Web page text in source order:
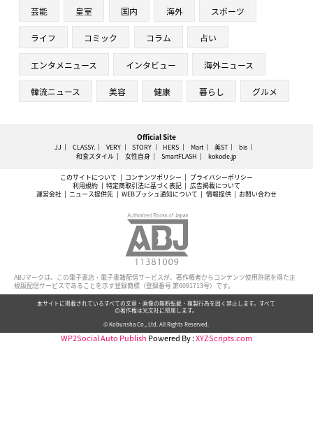
芸能 皇室 国内 海外 スポーツ
ライフ コミック コラム 占い
エンタメニュース インタビュー 海外ニュース
韓流ニュース 美容 健康 暮らし グルメ
Official Site
JJ CLASSY. VERY STORY HERS Mart 美ST
bis
和食スタイル
女性自身 SmartFLASH kokode.jp
このサイトについて コンテンツポリシー
プライバシーポリシー
利用規約
特定商取引法に基づく表記
広告掲載について
運営会社
ニュース提供先 WEBプッシュ通知について 情報提供 お問い合わせ
ABJマークは、この電子書店・電子書籍配信サービスが、著作権者からコンテンツ使用許諾を得た正
規版配信サービスであることを示す登録商標（登録番号 第6091713号）です。
本サイトに掲載されているすべての文章・画像の無断転載・複製行為を固く禁止します。すべて
の著作権は光文社に帰属します。
© Kobunsha Co., Ltd. All Rights Reserved.
WP2Social Auto Publish Powered By :XYZScripts.com